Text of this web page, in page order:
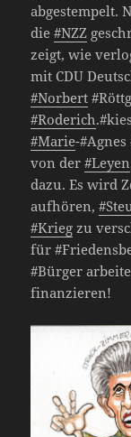
abgestempelt.
die#NZZ
zeigt, wie
mit CDU
#Norbert
#Roderich
#Marie-
von der#Leyen
dazu. Es wird
aufhören,
#Krieg zu
für
#Bürger
finanzieren!